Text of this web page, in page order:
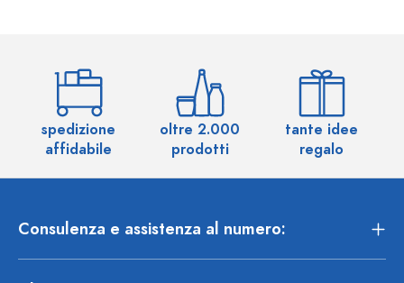
spedizione
affidabile
oltre 2.000
prodotti
tante idee
regalo
Consulenza e assistenza al numero: